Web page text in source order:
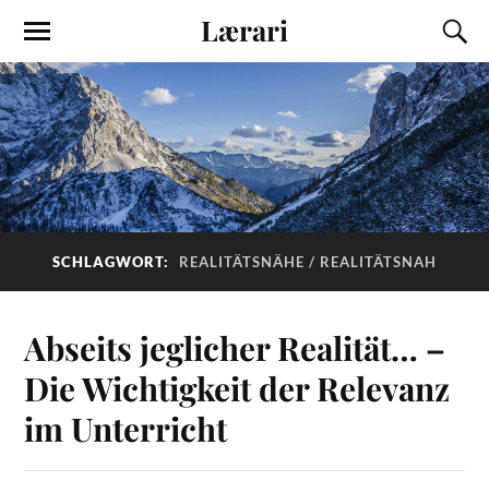
Lærari
SCHLAGWORT: REALITÄTSNÄHE / REALITÄTSNAH
Abseits jeglicher Realität… –
Die Wichtigkeit der Relevanz
im Unterricht